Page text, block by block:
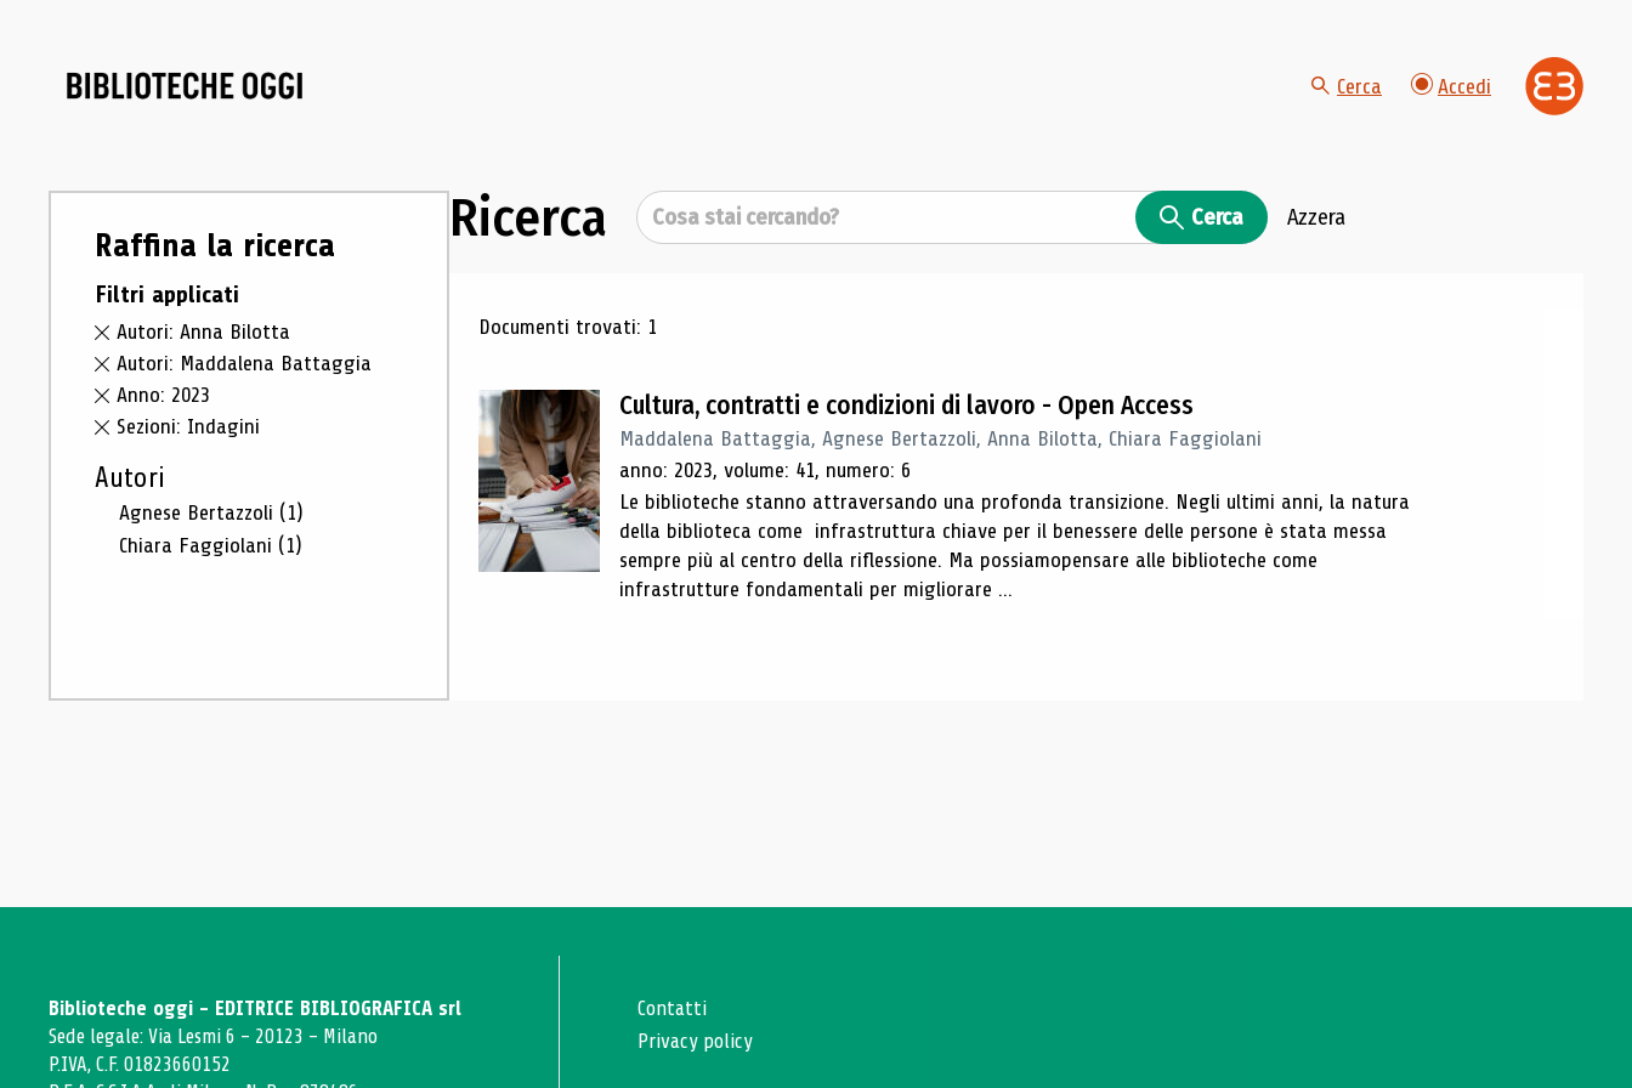
Cerca Accedi
Raffina la ricerca
Filtri applicati
Autori: Anna Bilotta
Autori: Maddalena Battaggia
Anno: 2023
Sezioni: Indagini
Autori
Agnese Bertazzoli (1)
Chiara Faggiolani (1)
Ricerca Cerca Cerca Azzera
Risultati di ricerca
Documenti trovati: 1
Cultura, contratti e condizioni di lavoro - Open Access
Maddalena Battaggia, Agnese Bertazzoli, Anna Bilotta, Chiara Faggiolani
anno: 2023, volume: 41, numero: 6
Le biblioteche stanno attraversando una profonda transizione. Negli ultimi anni, la natura
della biblioteca come infrastruttura chiave per il benessere delle persone è stata messa
sempre più al centro della riflessione. Ma possiamopensare alle biblioteche come
infrastrutture fondamentali per migliorare ...
Biblioteche oggi - EDITRICE BIBLIOGRAFICA srl
Sede legale: Via Lesmi 6 - 20123 - Milano
P.IVA, C.F. 01823660152
Contatti
Privacy policy